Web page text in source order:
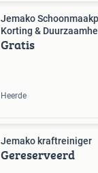
Jemako
Korting &
Gratis
Heerde
Jemako kraftreiniger
Gereserveerd